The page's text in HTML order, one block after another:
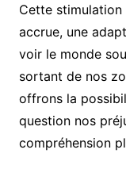
Cette
accrue, une
voir le monde
sortant de nos
offrons la
question nos
compréhension